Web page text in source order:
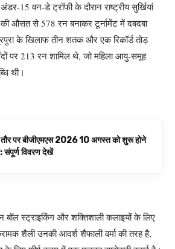
15 वन-डे ट्रॉफी के दौरान राष्ट्रीय सुर्खियां
की औसत से 578 रन बनाकर टूर्नामेंट में दबदबा
के खिलाफ तीन शतक और एक रिकॉर्ड तोड़
पर 213 रन शामिल थे, जो महिला आयु-समूह
थी।
पर बीजीएमएस 2026 10 अगस्त को शुरू होने
संपूर्ण विवरण देखें
बॉल स्ट्राइकिंग और शक्तिशाली कलाइयों के लिए
शैली उनकी आदर्श शैफाली वर्मा की तरह है,